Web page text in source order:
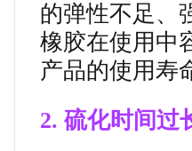
的弹性不足、
橡胶在使用中
产品的使用寿
2. 硫化时间过